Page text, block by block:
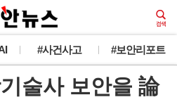
#사건사고 #보안리포트
술사 보안을 論